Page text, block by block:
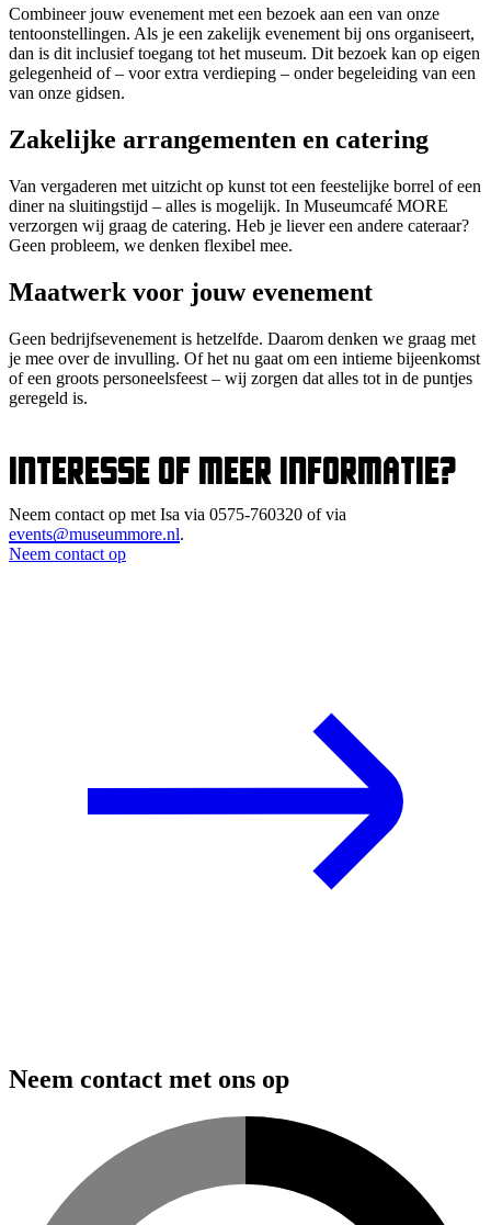
Combineer jouw evenement met een bezoek aan een van onze
tentoonstellingen. Als je een zakelijk evenement bij ons organiseert,
dan is dit inclusief toegang tot het museum. Dit bezoek kan op eigen
gelegenheid of – voor extra verdieping – onder begeleiding van een
van onze gidsen.
Zakelijke arrangementen en catering
Van vergaderen met uitzicht op kunst tot een feestelijke borrel of een
diner na sluitingstijd – alles is mogelijk. In Museumcafé MORE
verzorgen wij graag de catering. Heb je liever een andere cateraar?
Geen probleem, we denken flexibel mee.
Maatwerk voor jouw evenement
Geen bedrijfsevenement is hetzelfde. Daarom denken we graag met
je mee over de invulling. Of het nu gaat om een intieme bijeenkomst
of een groots personeelsfeest – wij zorgen dat alles tot in de puntjes
geregeld is.
Interesse of meer informatie?
Neem contact op met Isa via 0575-760320 of via
events@museummore.nl.
Neem contact op
Neem contact met ons op